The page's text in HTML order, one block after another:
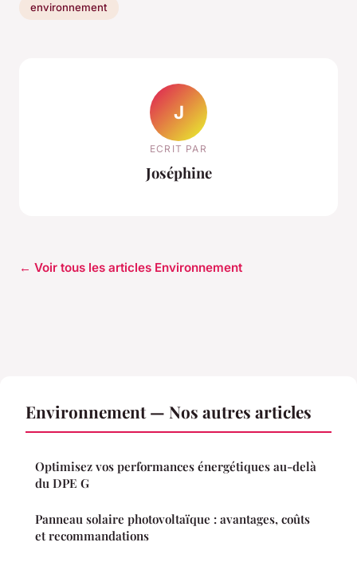
environnement
J
ECRIT PAR
Joséphine
← Voir tous les articles Environnement
Environnement — Nos autres articles
Optimisez vos performances énergétiques au-delà
du DPE G
Panneau solaire photovoltaïque : avantages, coûts
et recommandations